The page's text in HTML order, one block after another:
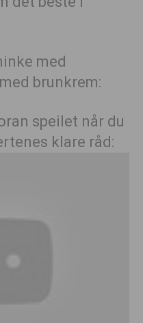
med
brunkrem:
speilet når du
klare råd: